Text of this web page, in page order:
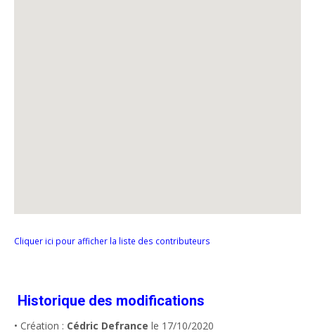
Cliquer ici pour afficher la liste des contributeurs
Historique des modifications
• Création : Cédric Defrance le 17/10/2020